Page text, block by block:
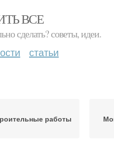
ВСЕ
сделать? советы, идеи.
статьи
работы